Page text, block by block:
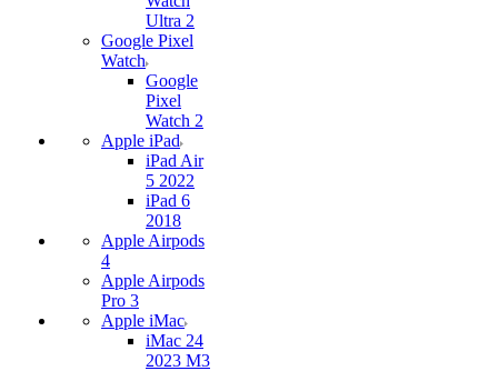
Ultra 2
Google Pixel
Watch
Google
Pixel
Watch 2
Apple iPad
iPad Air
5 2022
iPad 6
2018
Apple Airpods
4
Apple Airpods
Pro 3
Apple iMac
iMac 24
2023 M3